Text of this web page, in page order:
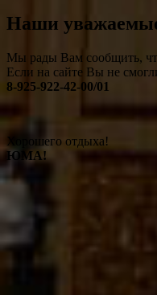
Наши
Мы рады Вам сообщить,
Если на сайте Вы не
8-925-922-42-00/01
Хорошего отдыха!
ЮМА!